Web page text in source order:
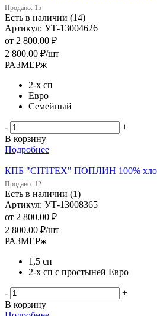
Продано: 15
Есть в наличии (14)
Артикул: УТ-13004626
от 2 800.00 ₽
2 800.00 ₽/шт
РАЗМЕРж
2-х сп
Евро
Семейный
-
+
В корзину
Подробнее
КПБ "CITITEX" ПОПЛИН 100%
Продано: 12
Есть в наличии (1)
Артикул: УТ-13008365
от 2 800.00 ₽
2 800.00 ₽/шт
РАЗМЕРж
1,5 сп
2-х сп с простыней Евро
-
+
В корзину